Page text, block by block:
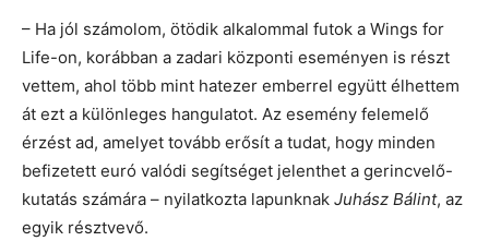
– Ha jól számolom, ötödik alkalommal futok a Wings for
Life-on, korábban a zadari központi eseményen is részt
vettem, ahol több mint hatezer emberrel együtt élhettem
át ezt a különleges hangulatot. Az esemény felemelő
érzést ad, amelyet tovább erősít a tudat, hogy minden
befizetett euró valódi segítséget jelenthet a gerincvelő-
kutatás számára – nyilatkozta lapunknak Juhász Bálint, az
egyik résztvevő.